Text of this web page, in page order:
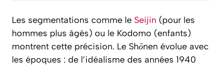
Les segmentations comme le Seijin (pour les
hommes plus âgés) ou le Kodomo (enfants)
montrent cette précision. Le Shōnen évolue avec
les époques : de l’idéalisme des années 1940